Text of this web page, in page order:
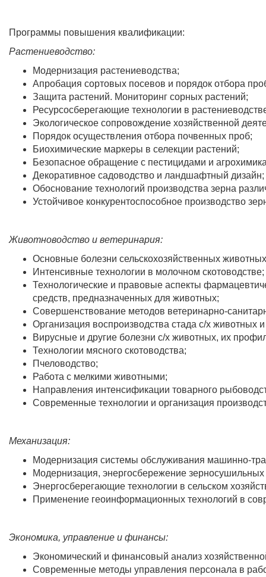
Программы повышения квалификации:
Растениеводство:
Модернизация растениеводства;
Апробация сортовых посевов и порядок отбора
Защита растений. Мониторинг сорных растений;
Ресурсосберегающие технологии в
Экологическое сопровождение хозяйственной
Порядок осуществления отбора почвенных проб;
Биохимические маркеры в селекции растений;
Безопасное обращение с пестицидами и
Декоративное садоводство и ландшафтный дизайн;
Обоснование технологий производства зерна
Устойчивое конкурентоспособное производство
Животноводство и ветеринария:
Основные болезни сельскохозяйственных
Интенсивные технологии в молочном скотоводстве;
Технологические и правовые аспекты
средств, предназначенных для животных;
Совершенствование методов ветеринарно-
Организация воспроизводства стада с/х животных
Вирусные и другие болезни с/х животных, их
Технологии мясного скотоводства;
Пчеловодство;
Работа с мелкими животными;
Направления интенсификации товарного
Современные технологии и организация
Механизация:
Модернизация системы обслуживания машинно-
Модернизация, энергосбережение
Энергосберегающие технологии в сельском
Применение геоинформационных технологий в
Экономика, управление и финансы:
Экономический и финансовый анализ
Современные методы управления персонала в